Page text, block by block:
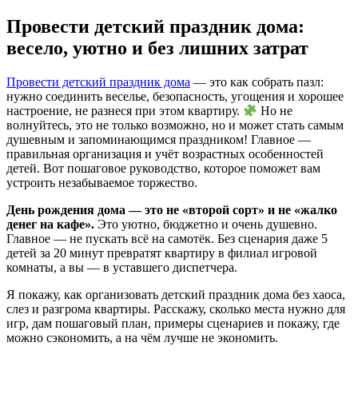
Провести детский праздник дома:
весело, уютно и без лишних затрат
Провести детский праздник дома — это как собрать пазл:
нужно соединить веселье, безопасность, угощения и хорошее
настроение, не разнеся при этом квартиру.
Но не
волнуйтесь, это не только возможно, но и может стать самым
душевным и запоминающимся праздником! Главное —
правильная организация и учёт возрастных особенностей
детей. Вот пошаговое руководство, которое поможет вам
устроить незабываемое торжество.
День рождения дома — это не «второй сорт» и не «жалко
денег на кафе». Это уютно, бюджетно и очень душевно.
Главное — не пускать всё на самотёк. Без сценария даже 5
детей за 20 минут превратят квартиру в филиал игровой
комнаты, а вы — в уставшего диспетчера.
Я покажу, как организовать детский праздник дома без хаоса,
слез и разгрома квартиры. Расскажу, сколько места нужно для
игр, дам пошаговый план, примеры сценариев и покажу, где
можно сэкономить, а на чём лучше не экономить.